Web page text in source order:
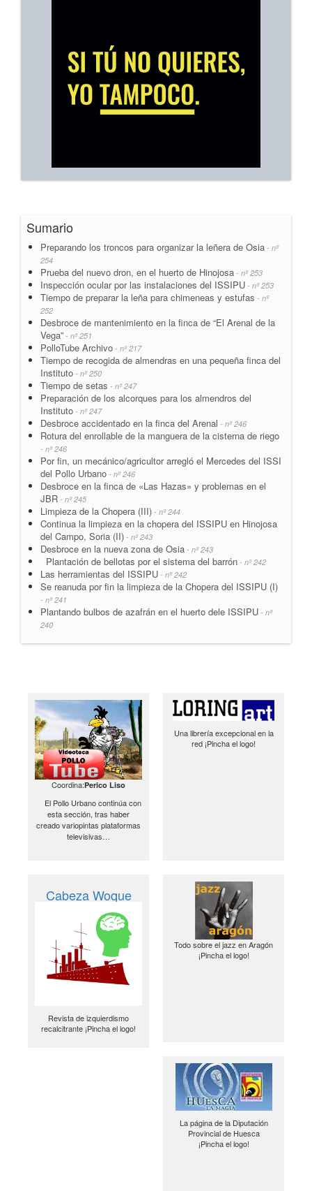
Sumario
Preparando los troncos para organizar la leñera de Osia - nº
254
Prueba del nuevo dron, en el huerto de Hinojosa - nº 253
Inspección ocular por las instalaciones del ISSIPU - nº 253
Tiempo de preparar la leña para chimeneas y estufas - nº
252
Desbroce de mantenimiento en la finca de “El Arenal de la
Vega” - nº 251
PolloTube Archivo - nº 217
Tiempo de recogida de almendras en una pequeña finca del
Instituto - nº 250
Tiempo de setas - nº 247
Preparación de los alcorques para los almendros del
Instituto - nº 247
Desbroce accidentado en la finca del Arenal - nº 246
Rotura del enrollable de la manguera de la cisterna de riego
- nº 246
Por fin, un mecánico/agricultor arregló el Mercedes del ISSI
del Pollo Urbano - nº 246
Desbroce en la finca de «Las Hazas» y problemas en el
JBR - nº 245
Limpieza de la Chopera (III) - nº 244
Continua la limpieza en la chopera del ISSIPU en Hinojosa
del Campo, Soria (II) - nº 243
Desbroce en la nueva zona de Osia - nº 243
Plantación de bellotas por el sistema del barrón - nº 242
Las herramientas del ISSIPU - nº 242
Se reanuda por fin la limpieza de la Chopera del ISSIPU (I)
- nº 241
Plantando bulbos de azafrán en el huerto dele ISSIPU - nº
240
Coordina:Perico Liso
El Pollo Urbano continúa con
esta sección, tras haber
creado variopintas plataformas
televisivas…
Una librería excepcional en la
red ¡Pincha el logo!
Cabeza Woque
Revista de izquierdismo
recalcitrante ¡Pincha el logo!
Todo sobre el jazz en Aragón
¡Pincha el logo!
La página de la Diputación
Provincial de Huesca
¡Pincha el logo!